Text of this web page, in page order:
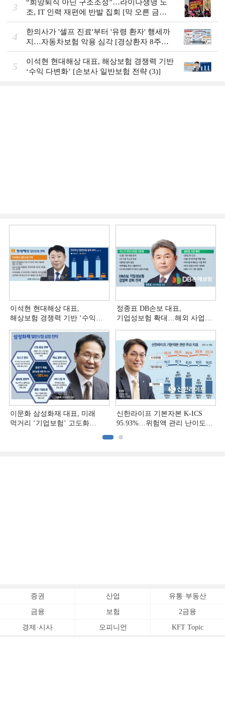
3
“희망퇴직 아닌 구조조정”…라이나생명 노
조, IT 인력 재편에 반발 집회 [막 오른 금융
권 하투(夏鬪)]
4
한의사가 '셀프 진료'부터 '유령 환자' 행세까
지…자동차보험 악용 심각 [경상환자 8주룰
도입 초읽기]
5
이석현 현대해상 대표, 해상보험 경쟁력 기반
‘수익 다변화ʼ [손보사 일반보험 전략 (3)]
이석현 현대해상 대표,
해상보험 경쟁력 기반 ‘수익
(3)]
정종표 DB손보 대표,
기업성보험 확대…해외 사업
이문화 삼성화재 대표, 미래
먹거리 ‘기업보험’ 고도화
신한라이프 기본자본 K-ICS
95.93%…위험액 관리 난이도
증권 산업 유통·부동산
금융 보험 2금융
경제·시사 오피니언 KFT Topic